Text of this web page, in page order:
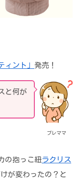
ィント」 発売！
プレママ
と何が
の抱っこ紐ラクリス
が変わったの？と